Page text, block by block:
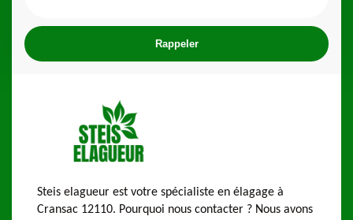
Steis elagueur est votre spécialiste en élagage à
Cransac 12110. Pourquoi nous contacter ? Nous avons